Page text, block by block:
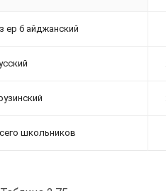
ер б айджанский
школьников